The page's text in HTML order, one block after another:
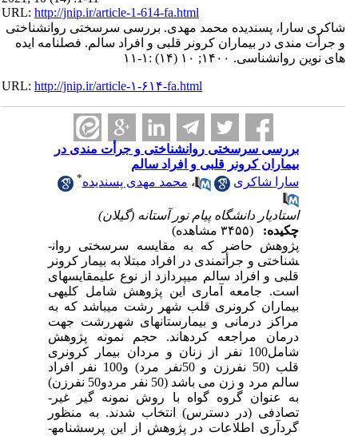
URL:http://jnip.ir/article-1-614-fa.html
شاکری سارا، پسندیده محمد مهدی. بررسی سرسختی روانشناختی
و جرأت مندی در بیماران کرونر قلبی و افراد سالم. فصلنامه ایده
های نوین روانشناسی. ۱۴۰۰; ۱۰ (۱۴) :۱-۱۱
URL:http://jnip.ir/article-۱-۶۱۴-fa.html
بررسی سرسختی روانشناختی و جرأت مندی در
بیماران کرونر قلبی و افراد سالم
سارا شاکری
،محمد مهدی پسندیده*
استادیار دانشگاه پیام نور آستانه (گیلان)
چکیده:
پژوهش حاضر که به مقایسه سرسختی روان­
شناختی و جرأت­مندی در افراد مبتلا به بیمار کرونر
قلبی و افراد سالم می­پردازد از نوع علی­مقایسه­ای
است. جامعه آماری این پژوهش شامل کلیه­ی
بیماران کرونری قلب شهر رشت می­باشد که به
مراکز درمانی و بیمارستان­های شهررشت جهت
درمان مراجعه کرده­اند. حجم نمونه پژوهش
شامل100 نفر از زنان و مردان بیمار کرونری
قلب (50 نفرزن و 50نفر مرد) و100 نفر افراد
سالم مرد و زن می باشد (50 نفر مردو50 نفرزن)
به عنوان گروه گواه با روش نمونه گیر غیر­
تصادفی (در دسترس) انتخاب شدند. به منظور
گردآری اطلاعات در پژوهش از این پرسشنامه­